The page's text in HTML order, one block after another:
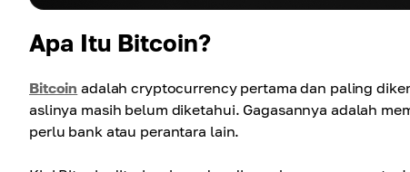
Apa Itu Bitcoin?
Bitcoin adalah cryptocurrency pertama dan paling
aslinya masih belum diketahui. Gagasannya adalah
perlu bank atau perantara lain.